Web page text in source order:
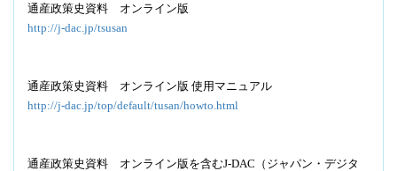
通産政策史資料 オンライン版
http://j-dac.jp/tsusan
通産政策史資料 オンライン版 使用マニュアル
http://j-dac.jp/top/default/tusan/howto.html
通産政策史資料 オンライン版を含むJ-DAC（ジャパン・デジタ